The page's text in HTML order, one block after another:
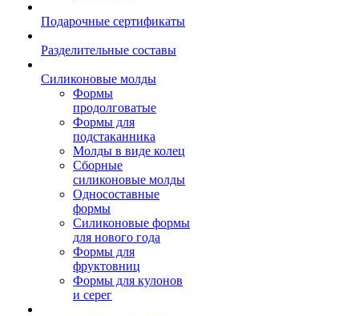
Подарочные сертификаты
Разделительные составы
Силиконовые молды
Формы
продолговатые
Формы для
подстаканника
Молды в виде колец
Сборные
силиконовые молды
Односоставные
формы
Силиконовые формы
для нового года
Формы для
фруктовниц
Формы для кулонов
и серег